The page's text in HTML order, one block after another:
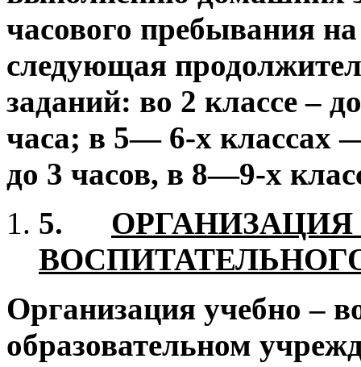
часового пребывания
следующая
заданий: во 2 классе –
часа; в 5— 6-х классах
до 3 часов, в 8—9-х
5. ОРГАНИЗАЦИЯ
Организация учебно –
образовательном